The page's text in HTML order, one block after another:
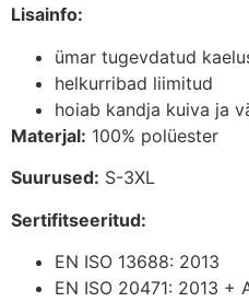
Lisainfo:
ümar tugevdatud
helkurribad liimitud
hoiab kandja kuiva ja
Materjal: 100% polüester
Suurused: S-3XL
Sertifitseeritud:
EN ISO 13688: 2013
EN ISO 20471: 2013 +